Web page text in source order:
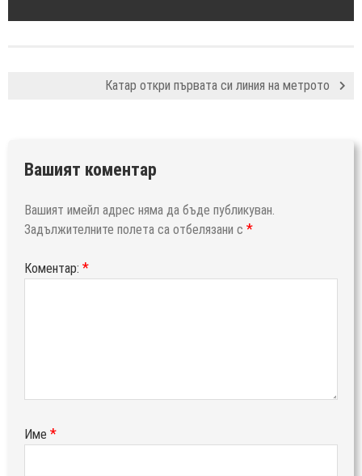
Катар откри първата си линия на метрото
Вашият коментар
Вашият имейл адрес няма да бъде публикуван.
Задължителните полета са отбелязани с *
Коментар: *
Име *